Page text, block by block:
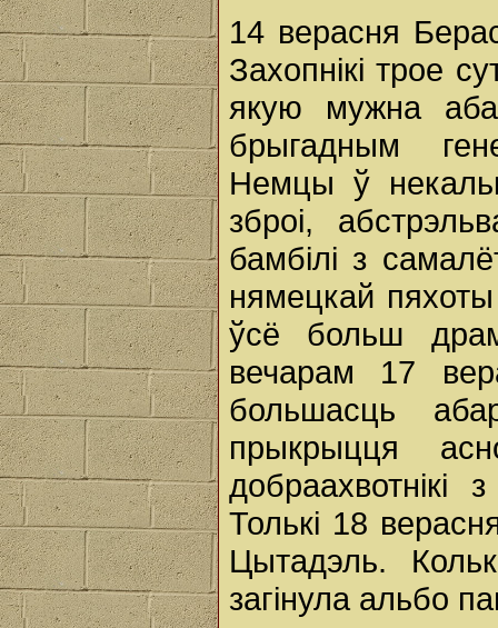
14 верасня
Захопнікі трое
якую мужна
брыгадным
Немцы ў
зброі,
бамбілі з
нямецкай пяхоты
ўсё больш
вечарам 17
большасць
прыкрыцця
добраахвотнікі
Толькі 18
Цытадэль.
загінула альбо